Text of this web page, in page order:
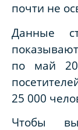
почти не
Данные
по май
25 000
Чтобы